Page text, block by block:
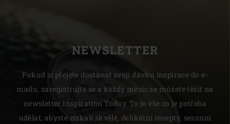
NEWSLETTER
Pokud si přejete dostávat svoji dávku inspirace do e-
mailu, zaregistrujte se a každý měsíc se můžete těšit na
newsletter Inspiration Today. To je vše co je potřeba
udělat, abyste získali skvělé, delikátní recepty, sezónní